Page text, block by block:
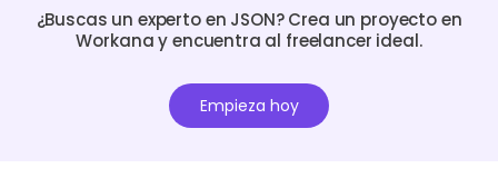
¿Buscas un experto en JSON? Crea un proyecto en
Workana y encuentra al freelancer ideal.
Empieza hoy